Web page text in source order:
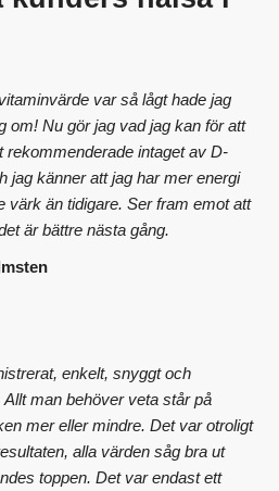
var så lågt hade jag
om! Nu gör jag vad jag kan för att
rekommenderade intaget av D-
jag känner att jag har mer energi
värk än tidigare. Ser fram emot att
är bättre nästa gång.
enkelt, snyggt och
man behöver veta står på
mer eller mindre. Det var otroligt
alla värden såg bra ut
toppen. Det var endast ett